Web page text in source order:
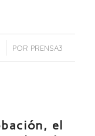
POR PRENSA3
el